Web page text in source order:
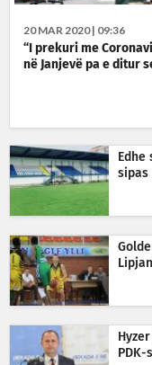
20 MAR 2020 | 09:36
“I prekuri me
në Janjevë pa e ditur
sipas